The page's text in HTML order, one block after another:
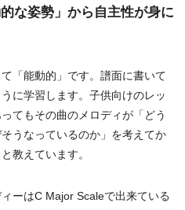
な姿勢」から自主性が身に
「能動的」です。譜面に書いて
に学習します。子供向けのレッ
てもその曲のメロディが「どう
うなっているのか」を考えてか
教えています。
ーはC Major Scaleで出来ている